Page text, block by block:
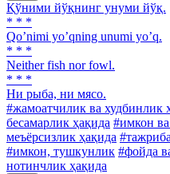
Қўними йўқнинг унуми йўқ.
* * *
Qoʼnimi yoʼqning unumi yoʼq.
* * *
Neither fish nor fowl.
* * *
Ни рыба, ни мясо.
#жамоатчилик ва худбинлик
бесамарлик ҳақида #имкон
меъёрсизлик ҳақида
#имкон, тушкунлик #фойда
нотинчлик ҳақида